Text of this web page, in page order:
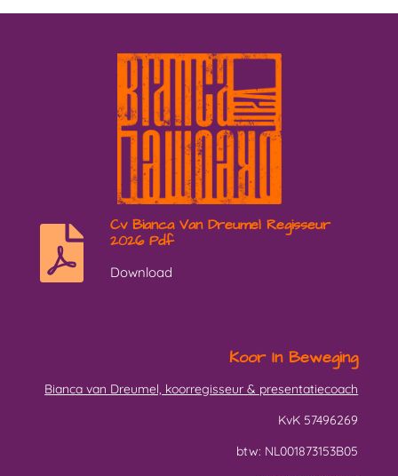
Cv Bianca Van Dreumel Regisseur
2026 Pdf
Download
Koor In Beweging
Bianca van Dreumel, koorregisseur & presentatiecoach
KvK 57496269
btw: NL001873153B05